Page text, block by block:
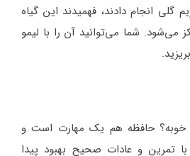
انجام دادند، فهمیدند این گیاه
می‌شود. شما می‌توانید آن را با لیمو
خوبه؟ حافظه هم یک مهارت است و
تمرین و عادات صحیح بهبود پیدا